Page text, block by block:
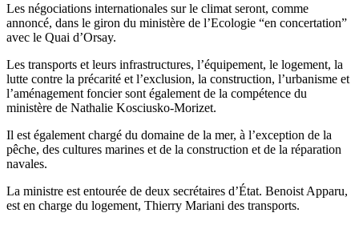
Les négociations internationales sur le climat seront, comme
annoncé, dans le giron du ministère de l’Ecologie “en concertation”
avec le Quai d’Orsay.
Les transports et leurs infrastructures, l’équipement, le logement, la
lutte contre la précarité et l’exclusion, la construction, l’urbanisme et
l’aménagement foncier sont également de la compétence du
ministère de Nathalie Kosciusko-Morizet.
Il est également chargé du domaine de la mer, à l’exception de la
pêche, des cultures marines et de la construction et de la réparation
navales.
La ministre est entourée de deux secrétaires d’État. Benoist Apparu,
est en charge du logement, Thierry Mariani des transports.